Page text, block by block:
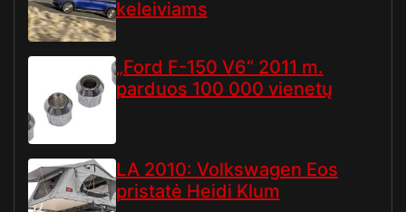
keleiviams
„Ford F-150 V6“ 2011 m.
parduos 100 000 vienetų
LA 2010: Volkswagen Eos
pristatė Heidi Klum